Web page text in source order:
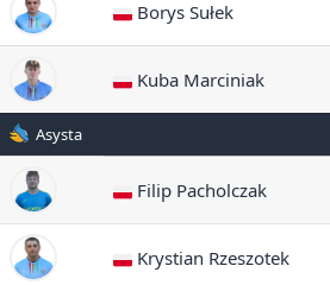
Borys Sułek
Kuba Marciniak
Asysta
Filip Pacholczak
Krystian Rzeszotek